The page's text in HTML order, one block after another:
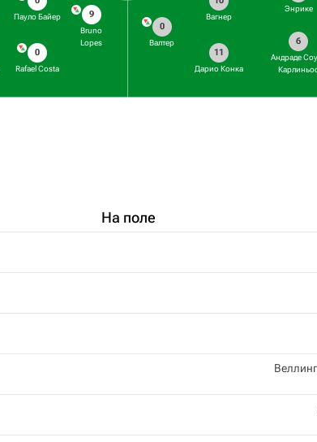
Пауло Байер
0
Rafael Costa
9
Bruno
Lopes
Энрике
6
Андраде
Вагнер
11
Дарио Конка
0
Валтер
На поле